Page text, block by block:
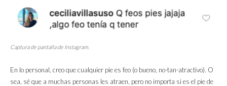
Captura de pantalla de Instagram.
En lo personal, creo que cualquier pie es feo (o bueno, no-tan-atractivo). O
sea, sé que a muchas personas les atraen, pero no importa si es el pie de